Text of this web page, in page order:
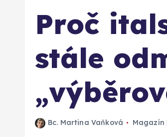
Proč
stále
Bc. Martina Vaňková Magazín